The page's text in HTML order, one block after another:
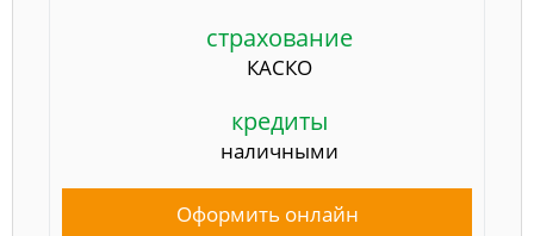
страхование
КАСКО
кредиты
наличными
Оформить онлайн